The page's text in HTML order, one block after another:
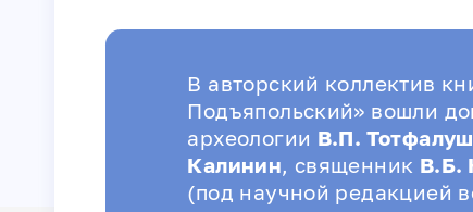
В авторский коллектив
Подъяпольский» вошли
археологии В.П.
Калинин, священник В.Б.
(под научной редакцией